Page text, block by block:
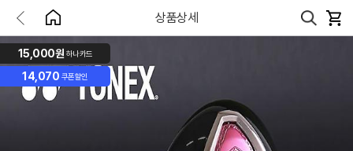
상품상세
15,000원 하나카드
14,070 쿠폰할인